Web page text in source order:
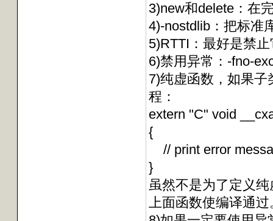
3)new和delete：在
4)-nostdlib：把标准
5)RTTI：最好是禁
6)禁用异常：-fno-
7)纯虚函数，如果
程：
extern "C" void
{
// print error
}
虽然不是为了定义
上面函数使编译通过